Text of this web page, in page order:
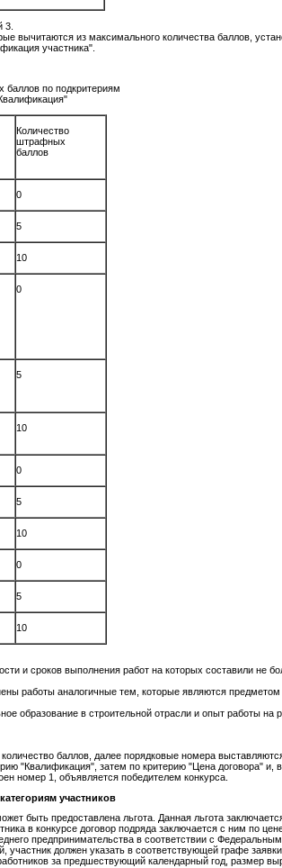
3.
вычитаются из максимального количества баллов,
участника".
по подкритериям
Количество
штрафных
баллов
0
5
10
0
5
10
0
5
10
0
5
10
и сроков выполнения работ на которых составили не
работы аналогичные тем, которые являются
в строительной отрасли и опыт работы на
баллов, далее порядковые номера
"Квалификация", затем по критерию "Цена договора" и,
номер 1, объявляется победителем конкурса.
участников
быть предоставлена льгота. Данная льгота
в конкурсе договор подряда заключается с ним по
предпринимательства в соответствии с
должен указать в соответствующей графе
за предшествующий календарный год, размер